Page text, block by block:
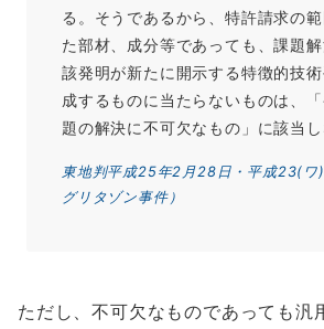
る。そうであるから、特許請求の
た部材、成分等であっても、課題
該発明が新たに開示する特徴的技
成するものに当たらないものは、
題の解決に不可欠なもの」に該当し
東地判平成25年2月28日・平成23(
グリタゾン事件）
ただし、不可欠なものであっても汎